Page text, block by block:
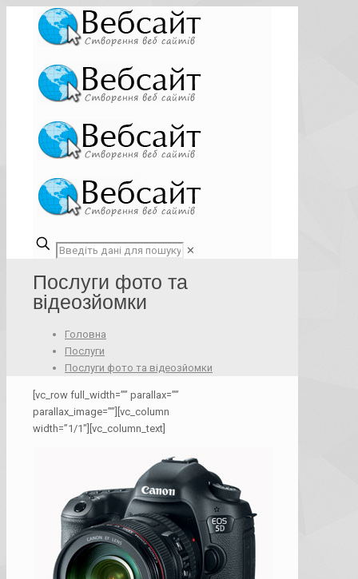
✕
Послуги фото та
відеозйомки
Головна
Послуги
Послуги фото та відеозйомки
[vc_row full_width=”” parallax=””
parallax_image=””][vc_column
width=”1/1″][vc_column_text]